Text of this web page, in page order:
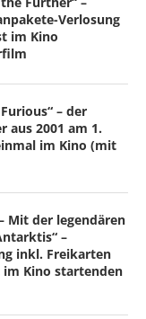
Verlosung
im Kino
– der
aus 2001 am 1.
im Kino (mit
Mit der legendären
–
inkl. Freikarten
im Kino startenden